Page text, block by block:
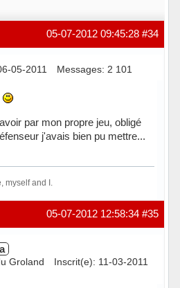
#34
05-07-2012 09:45:28
05-2011 Messages: 2 101
par mon propre jeu, obligé
j'avais bien pu mettre...
myself and I.
#35
05-07-2012 12:58:34
Groland
Inscrit(e): 11-03-2011